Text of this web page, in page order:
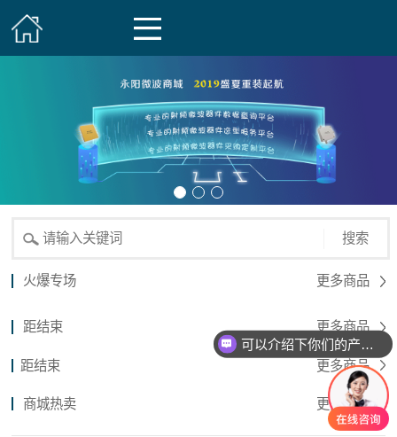
搜索
火爆专场 更多商品
距结束 更多商品
距结束 更多商品
商城热卖 更多商品